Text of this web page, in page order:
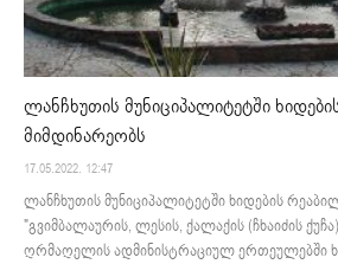
ლანჩხუთის მუნიციპალიტეტში
მიმდინარეობს
17.05.2022. 12:47
ლანჩხუთის მუნიციპალიტეტში ხიდების
"გვიმბალაურის, ლესის, ქალაქის (ჩხაიძის
ღრმაღელის ადმინისტრაციულ ერთეულებში